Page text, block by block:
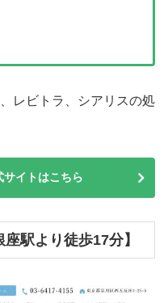
レビトラ、シアリスの処
イトはこちら
駅より徒歩17分】